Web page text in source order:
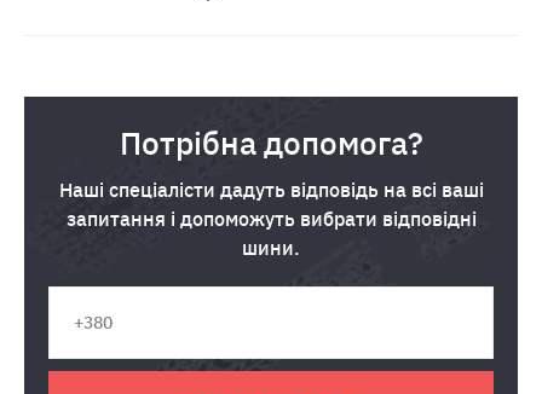
Потрібна допомога?
Наші спеціалісти дадуть відповідь на всі ваші
запитання і допоможуть вибрати відповідні
шини.